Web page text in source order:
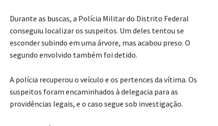
Durante as buscas, a Polícia Militar do Distrito Federal
conseguiu localizar os suspeitos. Um deles tentou se
esconder subindo em uma árvore, mas acabou preso. O
segundo envolvido também foi detido.
A polícia recuperou o veículo e os pertences da vítima. Os
suspeitos foram encaminhados à delegacia para as
providências legais, e o caso segue sob investigação.